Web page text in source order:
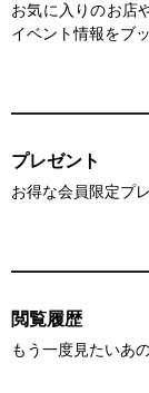
お気に入りのお店
イベント情報をブ
プレゼント
お得な会員限定プ
閲覧履歴
もう一度見たいあ